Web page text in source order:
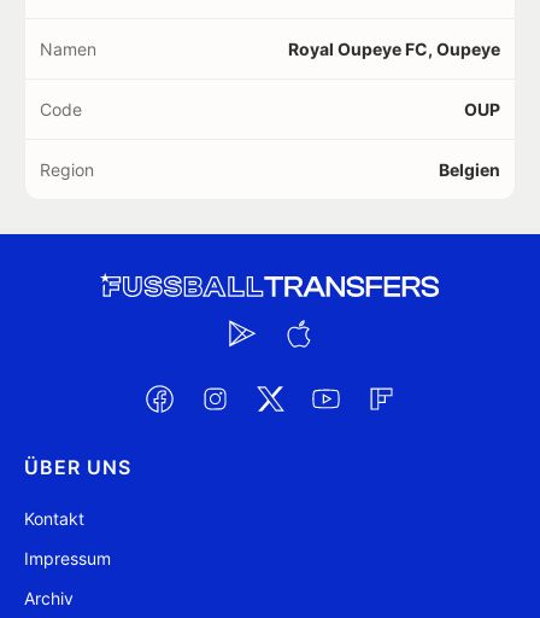
Namen Royal Oupeye FC, Oupeye
Code OUP
Region Belgien
ÜBER UNS
Kontakt
Impressum
Archiv